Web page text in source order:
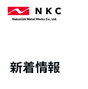
新着情報